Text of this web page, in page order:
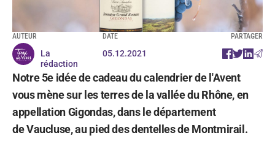
AUTEUR
La
rédaction
DATE
05.12.2021
PARTAGER
Notre 5e idée de cadeau du calendrier de l'Avent
vous mène sur les terres de la vallée du Rhône, en
appellation Gigondas, dans le département
de Vaucluse, au pied des dentelles de Montmirail.